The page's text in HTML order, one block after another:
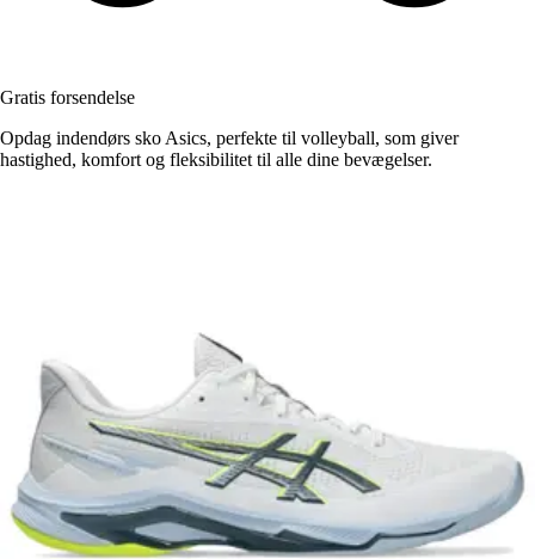
Gratis forsendelse
Opdag indendørs sko Asics, perfekte til volleyball, som giver
hastighed, komfort og fleksibilitet til alle dine bevægelser.